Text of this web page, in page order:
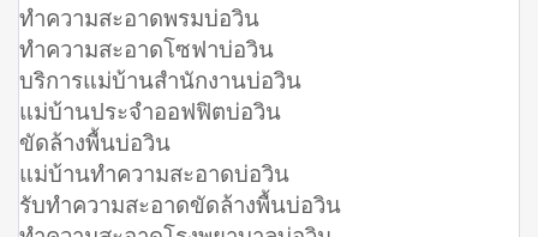
ทำความสะอาดพรมบ่อวิน
ทำความสะอาดโซฟาบ่อวิน
บริการแม่บ้านสำนักงานบ่อวิน
แม่บ้านประจำออฟฟิตบ่อวิน
ขัดล้างพื้นบ่อวิน
แม่บ้านทำความสะอาดบ่อวิน
รับทำความสะอาดขัดล้างพื้นบ่อวิน